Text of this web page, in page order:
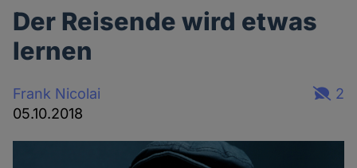
Der Reisende wird etwas
lernen
Frank Nicolai
05.10.2018
2